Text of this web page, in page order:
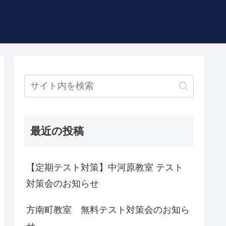
最近の投稿
【定期テスト対策】中河原教室 テスト
対策会のお知らせ
方南町教室 無料テスト対策会のお知ら